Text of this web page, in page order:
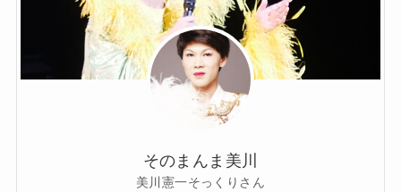
そのまんま美川
美川憲一そっくりさん